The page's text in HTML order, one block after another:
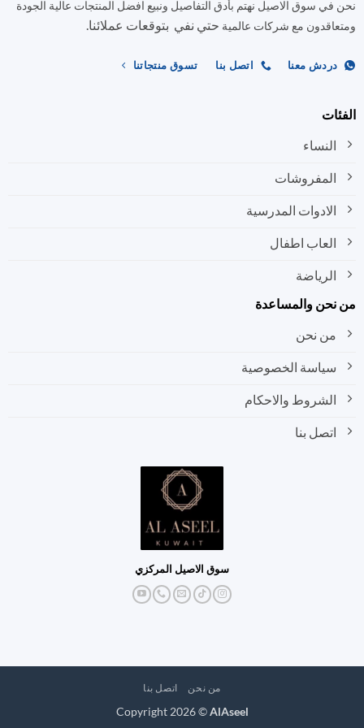
يمكن
اختيار
على
سوق الاصيل نهتم بأدق التفاصيل ونبيع افضل المنتجات عالية الجودة
مع شركات عالميةحتي نفي بتوقعات عملائنا.
دردش معنا اتصل بنا تسوق منتجاتنا
النساء
المفروشات
الادوات المدرسية
العاب اطفال
الرياضة
والمساعدة
من نحن
سياسة الخصوصية
الشروط والاحكام
اتصل بنا
سوق الاصيل المركزي
من نحن اتصل بنا
Copyright 2026 ©AlAseel